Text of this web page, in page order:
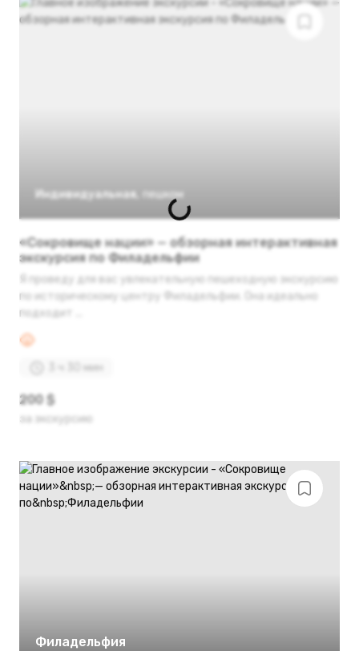
Индивидуальная пешком
«Сокровище нации» — обзорная интерактивная
экскурсия по Филадельфии
Я проведу для вас увлекательную пешеходную экскурсию
по историческому центру Филадельфии. Она идеально
подходит ...
3 ч 30 мин
200 $
за экскурсию
Филадельфия